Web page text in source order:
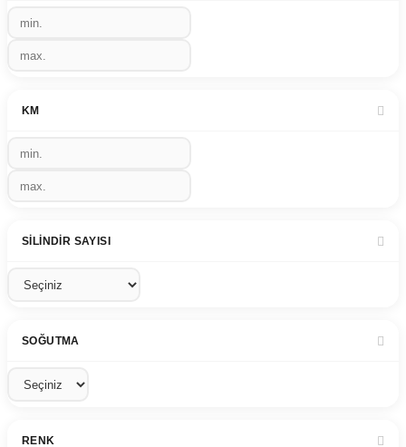
KM
SILINDIR SAYISI
SOĞUTMA
RENK